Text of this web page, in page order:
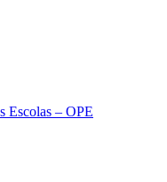
Escolas – OPE